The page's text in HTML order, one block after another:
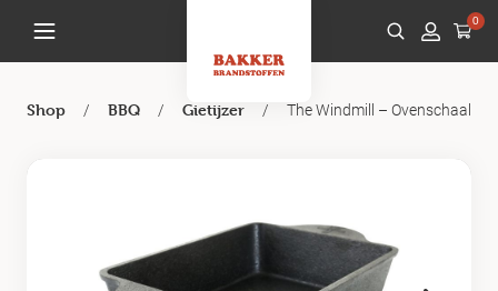
0
Shop / BBQ / Gietijzer / The Windmill – Ovenschaal